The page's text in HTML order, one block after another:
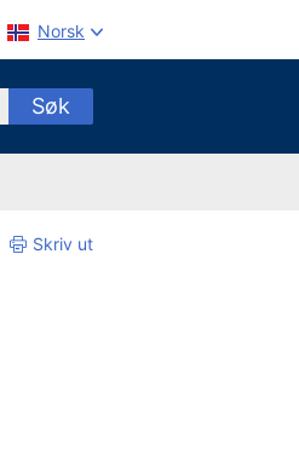
Norsk
Søk
Skriv ut